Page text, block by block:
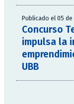
Publicado el 05
Concurso
impulsa la
UBB